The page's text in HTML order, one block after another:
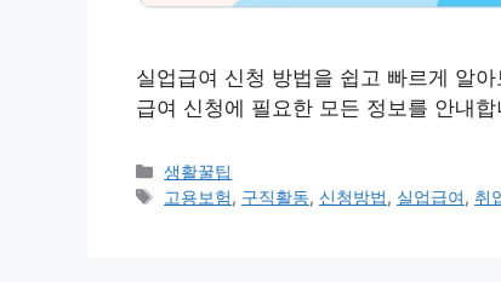
실업급여 신청 방법을 쉽고 빠르게 알
급여 신청에 필요한 모든 정보를 안내합
카
테
생활꿀팁
태
고용보험, 구직활동, 신청방법, 실업급여, 취